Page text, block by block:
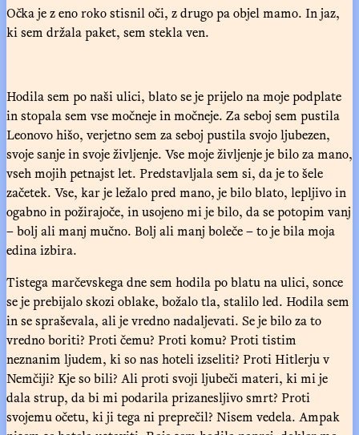
Očka je z eno roko stisnil oči, z drugo pa objel mamo. In jaz,
ki sem držala paket, sem stekla ven.
Hodila sem po naši ulici, blato se je prijelo na moje podplate
in stopala sem vse močneje in močneje. Za seboj sem pustila
Leonovo hišo, verjetno sem za seboj pustila svojo ljubezen,
svoje sanje in svoje življenje. Vse moje življenje je bilo za mano,
vseh mojih petnajst let. Predstavljala sem si, da je to šele
začetek. Vse, kar je ležalo pred mano, je bilo blato, lepljivo in
ogabno in požirajoče, in usojeno mi je bilo, da se potopim vanj
– bolj ali manj mučno. Bolj ali manj boleče – to je bila moja
edina izbira.
Tistega marčevskega dne sem hodila po blatu na ulici, sonce
se je prebijalo skozi oblake, božalo tla, stalilo led. Hodila sem
in se spraševala, ali je vredno nadaljevati. Se je bilo za to
vredno boriti? Proti čemu? Proti komu? Proti tistim
neznanim ljudem, ki so nas hoteli izseliti? Proti Hitlerju v
Nemčiji? Kje so bili? Ali proti svoji ljubeči materi, ki mi je
dala strup, da bi mi podarila prizanesljivo smrt? Proti
svojemu očetu, ki ji tega ni preprečil? Nisem vedela. Ampak